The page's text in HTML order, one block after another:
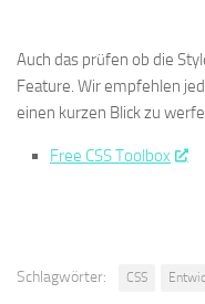
Auch das prüfen ob die
Feature. Wir empfehlen
einen kurzen Blick zu
Free CSS Toolbox
Schlagwörter: CSS